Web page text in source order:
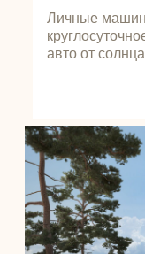
Личные
авто от